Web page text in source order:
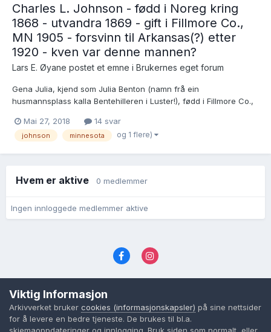
Charles L. Johnson - fødd i Noreg kring
1868 - utvandra 1869 - gift i Fillmore Co.,
MN 1905 - forsvinn til Arkansas(?) etter
1920 - kven var denne mannen?
Lars E. Øyane postet et emne i Brukernes eget forum
Gena Julia, kjend som Julia Benton (namn frå ein
husmannsplass kalla Bentehilleren i Luster!), fødd i Fillmore Co.,
L. Johnson - fødd i Noreg kring 1868 - utvandra i 1869 * busett
1910 med kona Julia i Lanesbor...
Mai 27, 2018 14 svar
johnson minnesota og 1 flere)
Hvem er aktive 0 medlemmer
Ingen innloggede medlemmer aktive
Cookies (informasjonskapsler)
Powered by Invision Community
Viktig Informasjon
Arkivverket bruker cookies (informasjonskapsler) på sine nettsider
for å levere en bedre tjeneste. De brukes til bl.a.